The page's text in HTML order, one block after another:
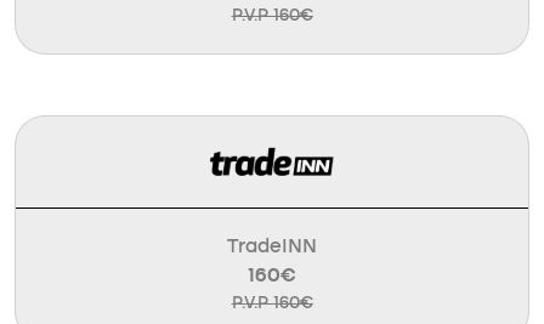
P.V.P 160€
TradeINN
160€
P.V.P 160€